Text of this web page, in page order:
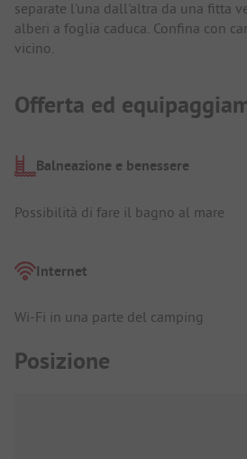
separate l'una dall'altra da una fitta
alberi a foglia caduca. Confina con
vicino.
Offerta ed
Balneazione e benessere
Possibilità di fare il bagno al mare
Internet
Wi-Fi in una parte del camping
Posizione